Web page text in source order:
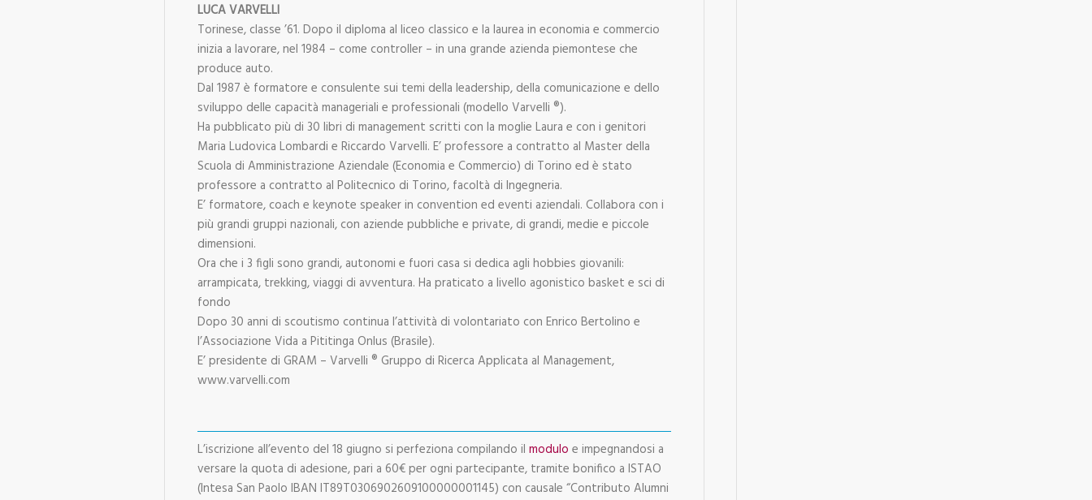
LUCA VARVELLI
Torinese, classe ’61. Dopo il diploma al liceo classico e la laurea in economia e commercio
inizia a lavorare, nel 1984 – come controller – in una grande azienda piemontese che
produce auto.
Dal 1987 è formatore e consulente sui temi della leadership, della comunicazione e dello
sviluppo delle capacità manageriali e professionali (modello Varvelli ®).
Ha pubblicato più di 30 libri di management scritti con la moglie Laura e con i genitori
Maria Ludovica Lombardi e Riccardo Varvelli. E’ professore a contratto al Master della
Scuola di Amministrazione Aziendale (Economia e Commercio) di Torino ed è stato
professore a contratto al Politecnico di Torino, facoltà di Ingegneria.
E’ formatore, coach e keynote speaker in convention ed eventi aziendali. Collabora con i
più grandi gruppi nazionali, con aziende pubbliche e private, di grandi, medie e piccole
dimensioni.
Ora che i 3 figli sono grandi, autonomi e fuori casa si dedica agli hobbies giovanili:
arrampicata, trekking, viaggi di avventura. Ha praticato a livello agonistico basket e sci di
fondo
Dopo 30 anni di scoutismo continua l’attività di volontariato con Enrico Bertolino e
l’Associazione Vida a Pititinga Onlus (Brasile).
E’ presidente di GRAM – Varvelli ® Gruppo di Ricerca Applicata al Management,
www.varvelli.com
L’iscrizione all’evento del 18 giugno si perfeziona compilando il modulo e impegnandosi a
versare la quota di adesione, pari a 60€ per ogni partecipante, tramite bonifico a ISTAO
(Intesa San Paolo IBAN IT89T0306902609100000001145) con causale “Contributo Alumni